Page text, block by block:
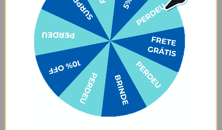
- Não deixar de molho;
- Não pôr na máquina de lavar ou secar;
- Não secar ao sol;
Cuidados com produtos em cores claras
Os produtos de tons claros merecem um cuidado especial no dia a
dia! Evite o contato ou atrito com tecidos que soltam tinta, como
calças jeans 👖 ou roupas escuras 🖤. Isso pode causar manchas
permanentes devido à migração de cor. ⚠️ Manchas desse tipo são
consideradas mau uso e não estão cobertas pela garantia.